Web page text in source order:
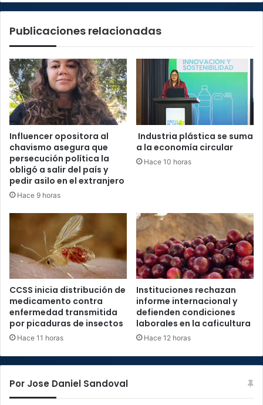
Publicaciones relacionadas
Influencer opositora al
chavismo asegura que
persecución política la
obligó a salir del país y
pedir asilo en el extranjero
Hace 9 horas
Industria plástica se suma
a la economía circular
Hace 10 horas
CCSS inicia distribución de
medicamento contra
enfermedad transmitida
por picaduras de insectos
Hace 11 horas
Instituciones rechazan
informe internacional y
defienden condiciones
laborales en la caficultura
Hace 12 horas
Por Jose Daniel Sandoval